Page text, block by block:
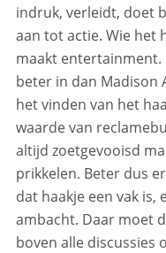
indruk, verleidt, doet
aan tot actie. Wie het
maakt entertainment.
beter in dan Madison
het vinden van het
waarde van
altijd zoetgevooisd
prikkelen. Beter dus
dat haakje een vak is,
ambacht. Daar moet
boven alle discussies